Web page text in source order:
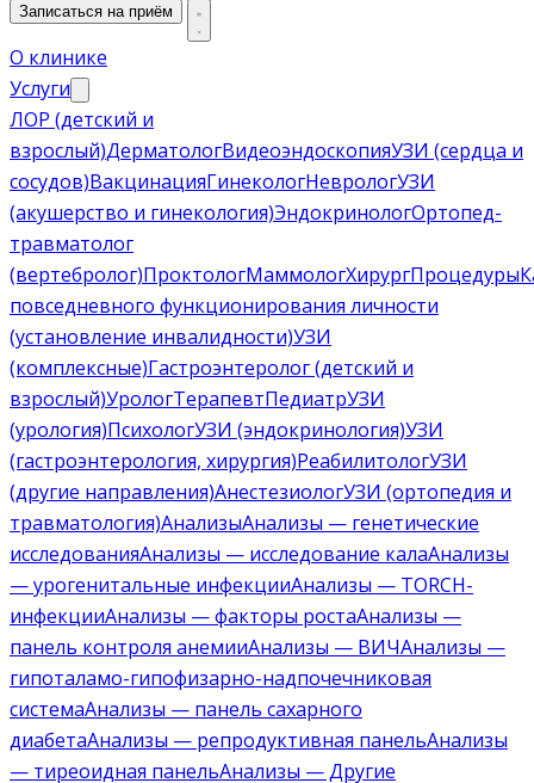
Записаться на приём
О клинике
Услуги
ЛОР (детский и
взрослый)ДерматологВидеоэндоскопияУЗИ (сердца и
сосудов)ВакцинацияГинекологНеврологУЗИ
(акушерство и гинекология)ЭндокринологОртопед-
травматолог
(вертебролог)ПроктологМаммологХирургПроцедуры
повседневного функционирования личности
(установление инвалидности)УЗИ
(комплексные)Гастроэнтеролог (детский и
взрослый)УрологТерапевтПедиатрУЗИ
(урология)ПсихологУЗИ (эндокринология)УЗИ
(гастроэнтерология, хирургия)РеабилитологУЗИ
(другие направления)АнестезиологУЗИ (ортопедия и
травматология)АнализыАнализы — генетические
исследованияАнализы — исследование калаАнализы
— урогенитальные инфекцииАнализы — TORCH-
инфекцииАнализы — факторы ростаАнализы —
панель контроля анемииАнализы — ВИЧАнализы —
гипоталамо-гипофизарно-надпочечниковая
системаАнализы — панель сахарного
диабетаАнализы — репродуктивная панельАнализы
— тиреоидная панельАнализы — Другие